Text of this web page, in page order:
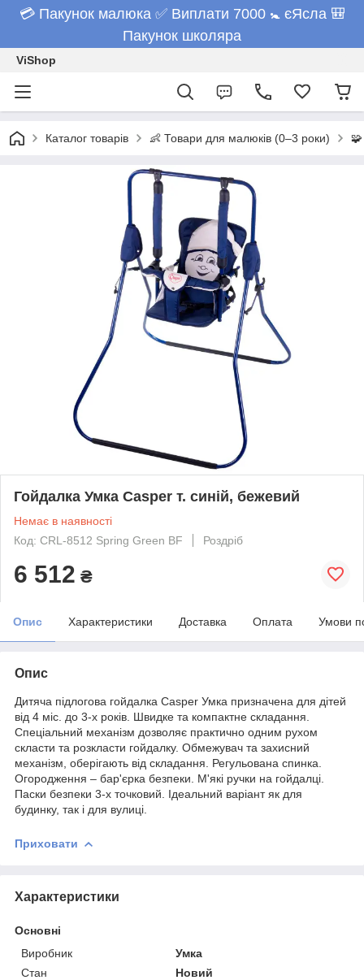
💳 Пакунок малюка ✅ Виплати 7000 🚼 єЯсла 🎒
Пакунок школяра
ViShop
Каталог товарів 👶 Товари для малюків (0–3 роки) 🧩
Гойдалка Умка Casper т. синій, бежевий
Немає в наявності
Код: CRL-8512 Spring Green BF
Роздріб
6 512 ₴
Опис Характеристики Доставка Оплата Умови
Опис
Дитяча підлогова гойдалка Casper Умка призначена для дітей
від 4 міс. до 3-х років. Швидке та компактне складання.
Спеціальний механізм дозволяє практично одним рухом
скласти та розкласти гойдалку. Обмежувач та захисний
механізм, оберігають від складання. Регульована спинка.
Огородження – бар'єрка безпеки. М'які ручки на гойдалці.
Паски безпеки 3-х точковий. Ідеальний варіант як для
будинку, так і для вулиці.
Приховати
Характеристики
Основні
Виробник
Умка
Стан
Новий